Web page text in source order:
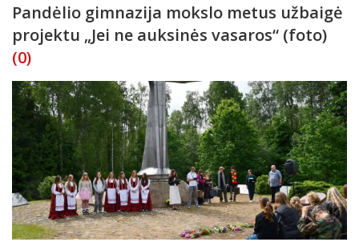
Pandėlio gimnazija mokslo metus užbaigė
projektu „Jei ne auksinės vasaros“ (foto)
(0)